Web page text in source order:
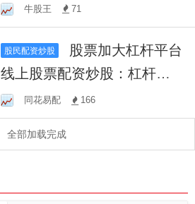
智能服务引领未来便捷生活
牛股王 71
股民配资炒股
线上股票配资炒股：杠杆放
大，盈利加速！
同花易配 166
全部加载完成